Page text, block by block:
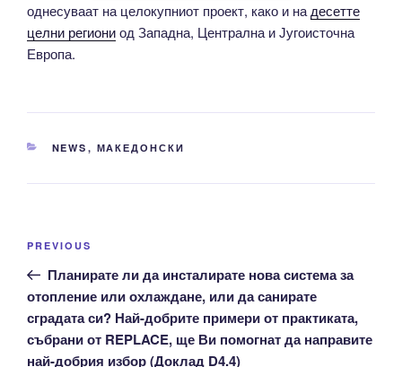
однесуваат на целокупниот проект, како и надесетте
целни региониод Западна, Централна и Југоисточна
Европа.
CATEGORIES
NEWS , МАКЕДОНСКИ
Post
Previous
Post
PREVIOUS
Планирате ли да инсталирате нова система за
отопление или охлаждане, или да санирате
сградата си? Най-добрите примери от практиката,
събрани от REPLACE, ще Ви помогнат да направите
най-добрия избор (Доклад D4.4)